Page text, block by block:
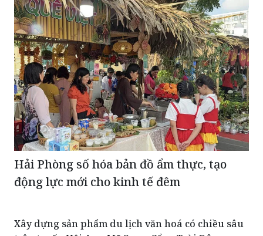
Hải Phòng số hóa bản đồ ẩm thực, tạo
động lực mới cho kinh tế đêm
Xây dựng sản phẩm du lịch văn hoá có chiều sâu